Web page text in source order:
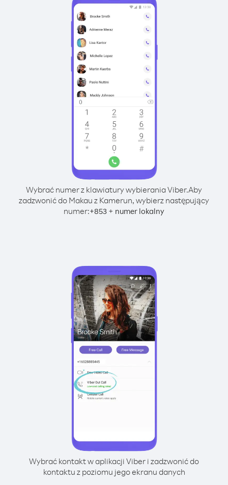
Wybrać numer z klawiatury wybierania Viber.Aby
zadzwonić do Makau z Kamerun, wybierz następujący
numer:+853 + numer lokalny
Wybrać kontakt w aplikacji Viber i zadzwonić do
kontaktu z poziomu jego ekranu danych